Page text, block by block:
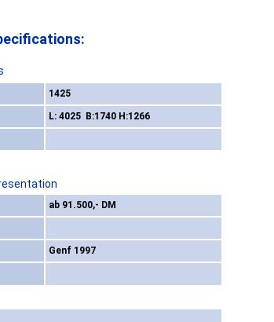
1425
L: 4025 B:1740 H:1266
ab 91.500,- DM
Genf 1997